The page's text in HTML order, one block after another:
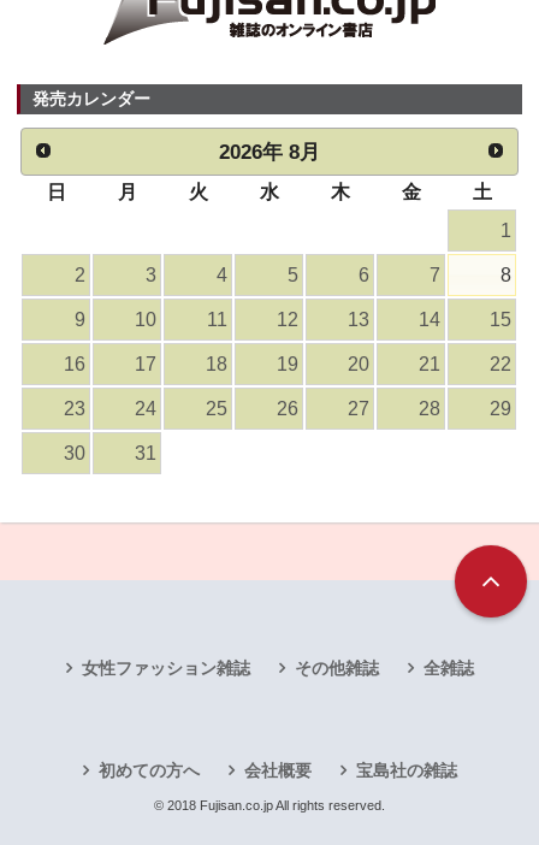
発売カレンダー
2026年 8月
日 月 火 水 木 金
土
1
2 3 4 5 6 7 8
9 10 11 12 13 14 15
16 17 18 19 20 21 22
23 24 25 26 27 28 29
30 31
女性ファッション雑誌 その他雑誌 全雑誌
初めての方へ 会社概要 宝島社の雑誌
© 2018 Fujisan.co.jp All rights reserved.